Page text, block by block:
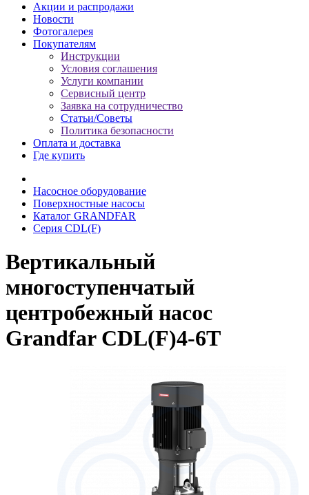
Акции и распродажи
Новости
Фотогалерея
Покупателям
Инструкции
Условия соглашения
Услуги компании
Сервисный центр
Заявка на сотрудничество
Статьи/Советы
Политика безопасности
Оплата и доставка
Где купить
Насосное оборудование
Поверхностные насосы
Каталог GRANDFAR
Серия CDL(F)
Вертикальный
многоступенчатый
центробежный насос
Grandfar CDL(F)4-6T